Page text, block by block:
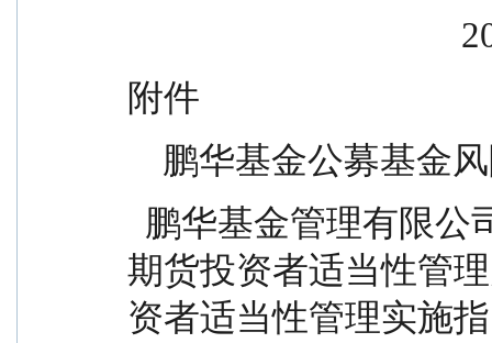
附件
鹏华基金公募基
期货投资者适当性管
资者适当性管理实施